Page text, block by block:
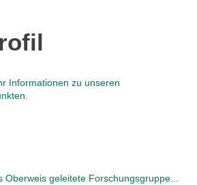
Informationen zu unseren
Oberweis geleitete Forschungsgruppe...